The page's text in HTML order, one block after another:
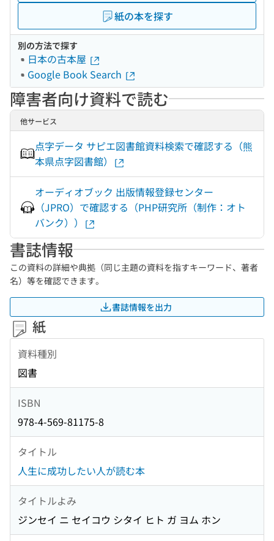
紙の本を探す
別の方法で探す
日本の古本屋
Google Book Search
障害者向け資料で読む
他サービス
点字データ サピエ図書館資料検索で確認する（熊
本県点字図書館）
オーディオブック 出版情報登録センター
（JPRO）で確認する（PHP研究所（制作：オト
バンク））
書誌情報
この資料の詳細や典拠（同じ主題の資料を指すキーワード、著者
名）等を確認できます。
書誌情報を出力
紙
資料種別
図書
ISBN
978-4-569-81175-8
タイトル
人生に成功したい人が読む本
タイトルよみ
ジンセイ ニ セイコウ シタイ ヒト ガ ヨム ホン